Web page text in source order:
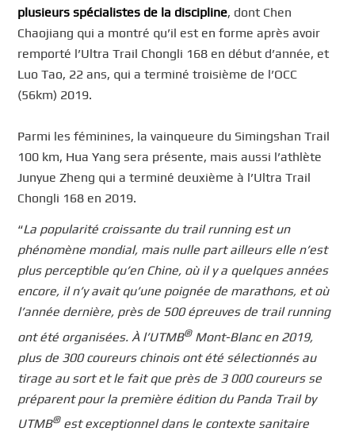
plusieurs spécialistes de la discipline, dont Chen
Chaojiang qui a montré qu’il est en forme après avoir
remporté l’Ultra Trail Chongli 168 en début d’année, et
Luo Tao, 22 ans, qui a terminé troisième de l’OCC
(56km) 2019.
Parmi les féminines, la vainqueure du Simingshan Trail
100 km, Hua Yang sera présente, mais aussi l’athlète
Junyue Zheng qui a terminé deuxième à l’Ultra Trail
Chongli 168 en 2019.
“La popularité croissante du trail running est un
phénomène mondial, mais nulle part ailleurs elle n’est
plus perceptible qu’en Chine, où il y a quelques années
encore, il n’y avait qu’une poignée de marathons, et où
l’année dernière, près de 500 épreuves de trail running
ont été organisées. À l’UTMB®Mont-Blanc en 2019,
plus de 300 coureurs chinois ont été sélectionnés au
tirage au sort et le fait que près de 3 000 coureurs se
préparent pour la première édition du Panda Trail by
UTMB®est exceptionnel dans le contexte sanitaire